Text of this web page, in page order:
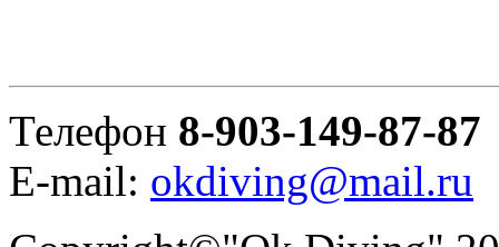
Телефон 8-903-149-87-87
E-mail: okdiving@mail.ru